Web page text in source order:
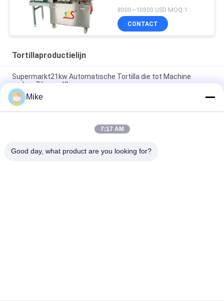
maken Volledige
8000~10800 USD MOQ:1
CONTACT
Tortillaproductielijn
Supermarkt21kw Automatische Tortilla die tot Machine
maken Zilveren Kleur
10 - 45cm volledig Automatische Productielijn van de
Diameter de Nieuwe Tortilla
Nieuwe automatische broodmachine voor Roti Corn Tortilla
Mike
7:17 AM
Good day, what product are you looking for?